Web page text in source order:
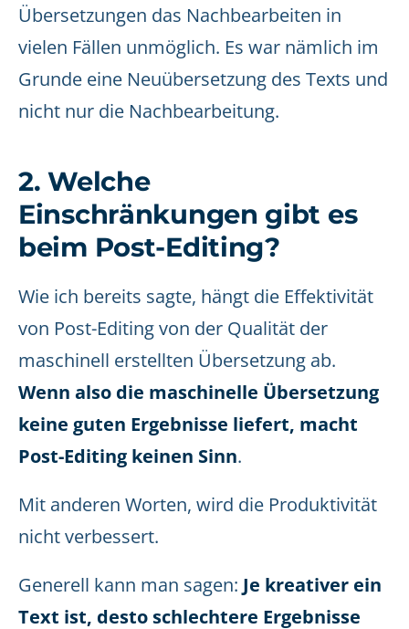
Übersetzungen das Nachbearbeiten in
vielen Fällen unmöglich. Es war nämlich im
Grunde eine Neuübersetzung des Texts und
nicht nur die Nachbearbeitung.
2. Welche
Einschränkungen gibt es
beim Post-Editing?
Wie ich bereits sagte, hängt die Effektivität
von Post-Editing von der Qualität der
maschinell erstellten Übersetzung ab.
Wenn also die maschinelle Übersetzung
keine guten Ergebnisse liefert, macht
Post-Editing keinen Sinn.
Mit anderen Worten, wird die Produktivität
nicht verbessert.
Generell kann man sagen: Je kreativer ein
Text ist, desto schlechtere Ergebnisse